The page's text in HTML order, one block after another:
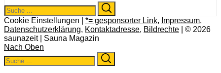
Search
for:
Cookie Einstellungen | *= gesponsorter Link, Impressum,
Datenschutzerklärung, Kontaktadresse, Bildrechte | © 2026
saunazeit | Sauna Magazin
Nach Oben
Search
for: